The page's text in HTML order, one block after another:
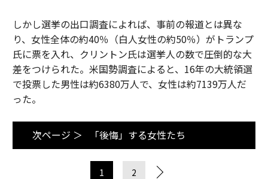
しかし選挙の出口調査によれば、事前の報道とは異な
り、女性全体の約40％（白人女性の約50％）がトランプ
氏に票を入れ、クリントン氏は選挙人の数で圧倒的な大
差をつけられた。米国勢調査によると、16年の大統領選
で投票した男性は約6380万人で、女性は約7139万人だ
った。
次ページ ＞ 「後悔」する女性たち
1 2